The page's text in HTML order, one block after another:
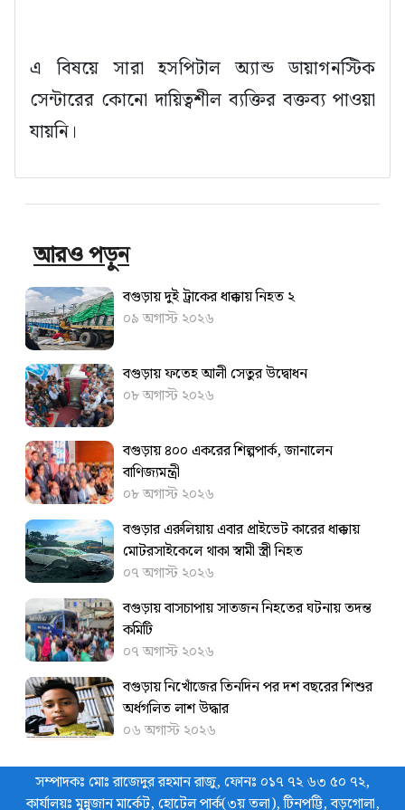
এ বিষয়ে সারা হসপিটাল অ্যান্ড ডায়াগনস্টিক
সেন্টারের কোনো দায়িত্বশীল ব্যক্তির বক্তব্য পাওয়া
যায়নি।
আরও পড়ুন
বগুড়ায় দুই ট্রাকের ধাক্কায় নিহত ২
০৯ অগাস্ট ২০২৬
বগুড়ায় ফতেহ আলী সেতুর উদ্বোধন
০৮ অগাস্ট ২০২৬
বগুড়ায় ৪০০ একরের শিল্পপার্ক, জানালেন
বাণিজ্যমন্ত্রী
০৮ অগাস্ট ২০২৬
বগুড়ার এরুলিয়ায় এবার প্রাইভেট কারের ধাক্কায়
মোটরসাইকেলে থাকা স্বামী স্ত্রী নিহত
০৭ অগাস্ট ২০২৬
বগুড়ায় বাসচাপায় সাতজন নিহতের ঘটনায় তদন্ত
কমিটি
০৭ অগাস্ট ২০২৬
বগুড়ায় নিখোঁজের তিনদিন পর দশ বছরের শিশুর
অর্ধগলিত লাশ উদ্ধার
০৬ অগাস্ট ২০২৬
সম্পাদকঃ মোঃ রাজেদুর রহমান রাজু, ফোনঃ ০১৭ ৭২ ৬৩ ৫০ ৭২,
কার্যালয়ঃ মুন্নুজান মার্কেট, হোটেল পার্ক(৩য় তলা), টিনপট্টি, বড়গোলা,